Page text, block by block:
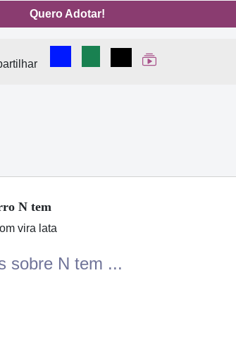
Quero Adotar!
Compartilhar no Facebook
Compartilhar no WhatsApp
Compartilhar
Ver Web Story
N tem
vira lata
sobre N tem ...